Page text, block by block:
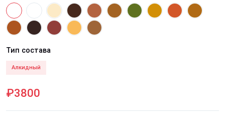
Тип состава
Алкидный
₽3800